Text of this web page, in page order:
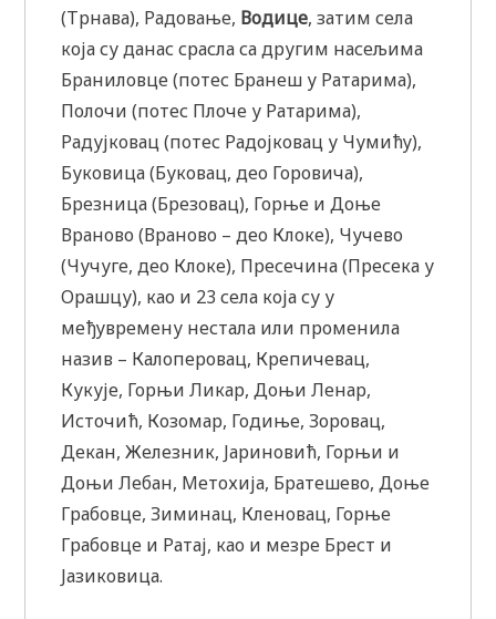
(Трнава), Радовање, Водице, затим села
која су данас срасла са другим насељима
Браниловце (потес Бранеш у Ратарима),
Полочи (потес Плоче у Ратарима),
Радујковац (потес Радојковац у Чумићу),
Буковица (Буковац, део Горовича),
Брезница (Брезовац), Горње и Доње
Враново (Враново – део Клоке), Чучево
(Чучуге, део Клоке), Пресечина (Пресека у
Орашцу), као и 23 села која су у
међувремену нестала или променила
назив – Калоперовац, Крепичевац,
Кукује, Горњи Ликар, Доњи Ленар,
Источић, Козомар, Годиње, Зоровац,
Декан, Железник, Јариновић, Горњи и
Доњи Лебан, Метохија, Братешево, Доње
Грабовце, Зиминац, Кленовац, Горње
Грабовце и Ратај, као и мезре Брест и
Јазиковица.